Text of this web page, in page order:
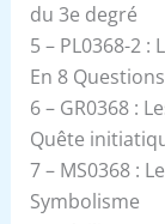
du 3e degré
5 – PL0368-2 :
En 8
6 – GR0368 :
Quête
7 – MS0368 :
Symbolisme